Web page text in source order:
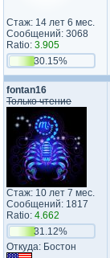
Стаж: 14 лет 6 мес.
Сообщений: 3068
Ratio: 3.905
30.15%
fontan16
Только чтение
Стаж: 10 лет 7 мес.
Сообщений: 1817
Ratio: 4.662
31.12%
Откуда: Бостон